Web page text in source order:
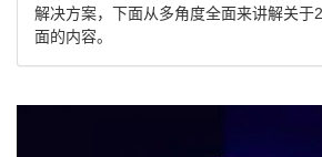
解决方案，下面从多角度全面来讲解关于
面的内容。